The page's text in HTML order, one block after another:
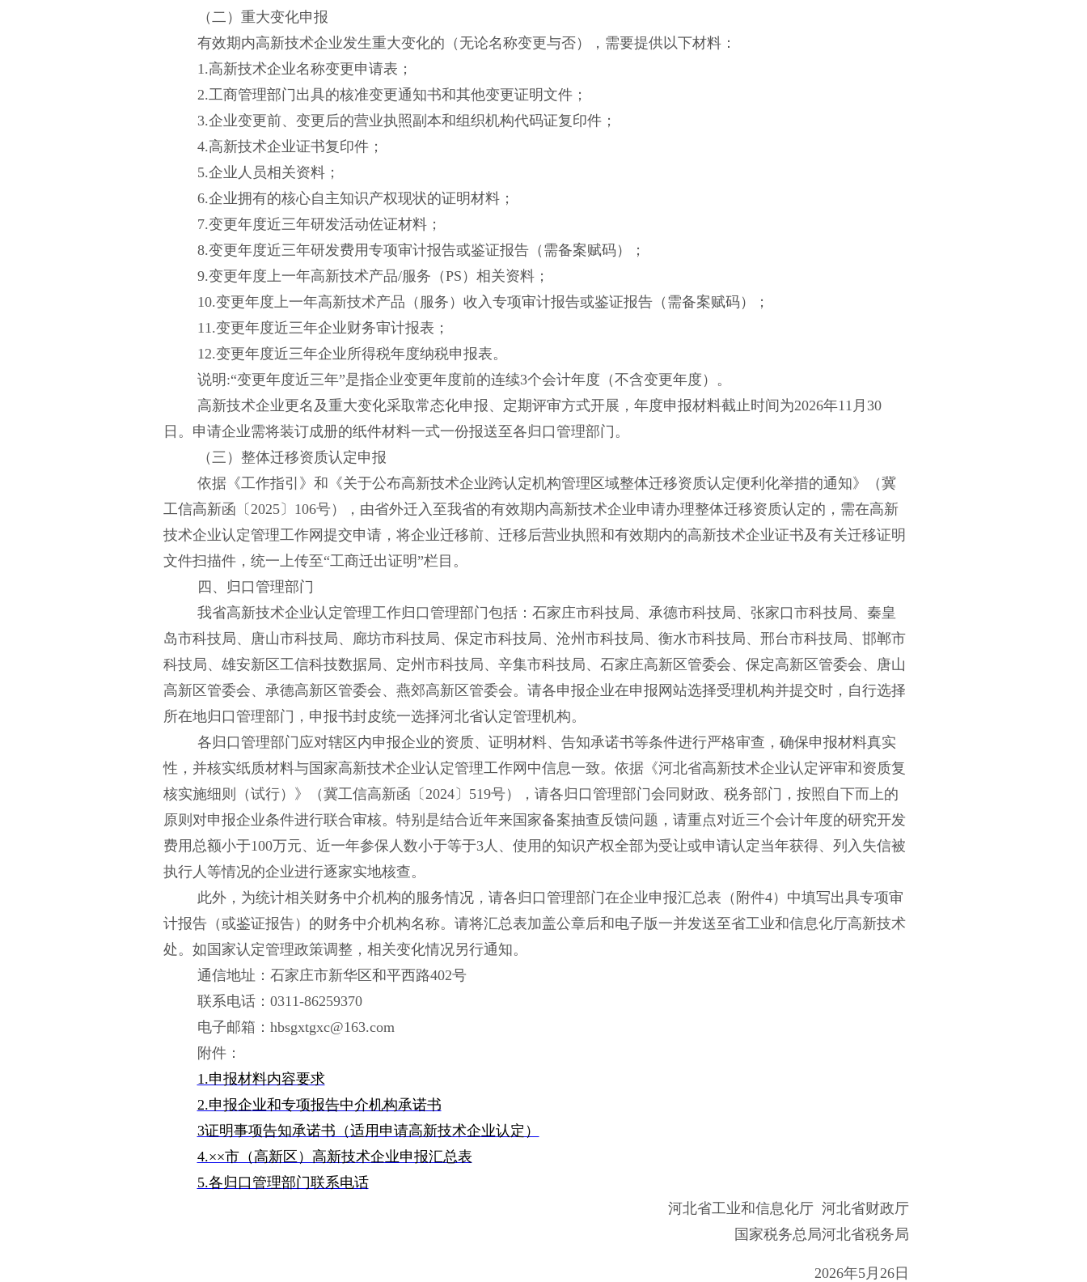
（二）重大变化申报
有效期内高新技术企业发生重大变化的（无论名称变更与否），需要提供以下材料：
1.高新技术企业名称变更申请表；
2.工商管理部门出具的核准变更通知书和其他变更证明文件；
3.企业变更前、变更后的营业执照副本和组织机构代码证复印件；
4.高新技术企业证书复印件；
5.企业人员相关资料；
6.企业拥有的核心自主知识产权现状的证明材料；
7.变更年度近三年研发活动佐证材料；
8.变更年度近三年研发费用专项审计报告或鉴证报告（需备案赋码）；
9.变更年度上一年高新技术产品/服务（PS）相关资料；
10.变更年度上一年高新技术产品（服务）收入专项审计报告或鉴证报告（需备案赋码）；
11.变更年度近三年企业财务审计报表；
12.变更年度近三年企业所得税年度纳税申报表。
说明 :“变更年度近三年”是指企业变更年度前的连续3个会计年度（不含变更年度）。
高新技术企业更名及重大变化采取常态化申报、定期评审方式开展，年度申报材料截止时间为2026年11月30
日。申请企业需将装订成册的纸件材料一式一份报送至各归口管理部门。
（三）整体迁移资质认定申报
依据《工作指引》和《关于公布高新技术企业跨认定机构管理区域整体迁移资质认定便利化举措的通知》（冀
工信高新函〔 2025〕106号），由省外迁入至我省的有效期内高新技术企业申请办理整体迁移资质认定的，需在高新
技术企业认定管理工作网提交申请，将企业迁移前、迁移后营业执照和有效期内的高新技术企业证书及有关迁移证明
文件扫描件，统一上传至“工商迁出证明”栏目。
四、归口管理部门
我省高新技术企业认定管理工作归口管理部门包括：石家庄市科技局、承德市科技局、张家口市科技局、秦皇
岛市科技局、唐山市科技局、廊坊市科技局、保定市科技局、沧州市科技局、衡水市科技局、邢台市科技局、邯郸市
科技局、雄安新区工信科技数据局、定州市科技局、辛集市科技局、石家庄高新区管委会、保定高新区管委会、唐山
高新区管委会、承德高新区管委会、燕郊高新区管委会。请各申报企业在申报网站选择受理机构并提交时，自行选择
所在地归口管理部门，申报书封皮统一选择河北省认定管理机构。
各归口管理部门应对辖区内申报企业的资质、证明材料、告知承诺书等条件进行严格审查，确保申报材料真实
性，并核实纸质材料与国家高新技术企业认定管理工作网中信息一致。依据《河北省高新技术企业认定评审和资质复
核实施细则（试行）》（冀工信高新函〔 2024〕519号），请各归口管理部门会同财政、税务部门，按照自下而上的
原则对申报企业条件进行联合审核。特别是结合近年来国家备案抽查反馈问题，请重点对近三个会计年度的研究开发
费用总额小于100万元、近一年参保人数小于等于3人、使用的知识产权全部为受让或申请认定当年获得、列入失信被
执行人等情况的企业进行逐家实地核查。
此外，为统计相关财务中介机构的服务情况，请各归口管理部门在企业申报汇总表（附件4）中填写出具专项审
计报告（或鉴证报告）的财务中介机构名称。请将汇总表加盖公章后和电子版一并发送至省工业和信息化厅高新技术
处。如国家认定管理政策调整，相关变化情况另行通知。
通信地址：石家庄市新华区和平西路402号
联系电话： 0311-86259370
电子邮箱： hbsgxtgxc@163.com
附件：
1.申报材料内容要求
2.申报企业和专项报告中介机构承诺书
3证明事项告知承诺书（适用申请高新技术企业认定）
4.××市（高新区）高新技术企业申报汇总表
5.各归口管理部门联系电话
河北省工业和信息化厅 河北省财政厅
国家税务总局河北省税务局
2026年5月26日